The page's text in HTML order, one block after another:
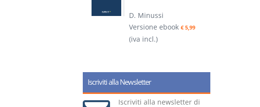
D. Minussi
Versione ebook € 5,99
(iva incl.)
Iscriviti alla Newsletter
Iscriviti alla newsletter di